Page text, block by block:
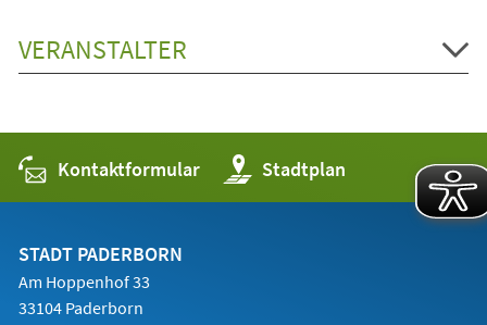
VERANSTALTER
Kontaktformular Stadtplan
(Öffnet
in
einem
STADT PADERBORN
Am Hoppenhof 33
33104 Paderborn